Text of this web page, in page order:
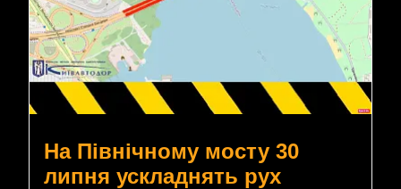
На Північному мосту 30
липня ускладнять рух